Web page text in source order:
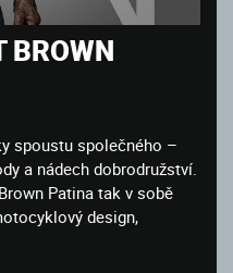
BROWN
spoustu společného –
a nádech dobrodružství.
Patina tak v sobě
design,